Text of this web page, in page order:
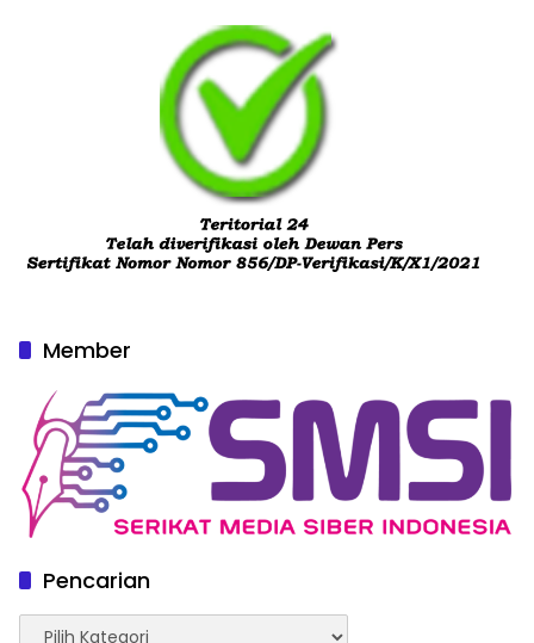
Member
Pencarian
Pencarian